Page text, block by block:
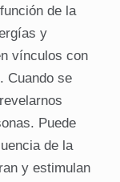
de la
y
vínculos con
Cuando se
Puede
de la
y estimulan